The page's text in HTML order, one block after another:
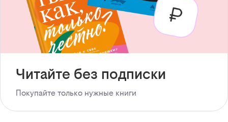
Читайте без подписки
Покупайте только нужные книги